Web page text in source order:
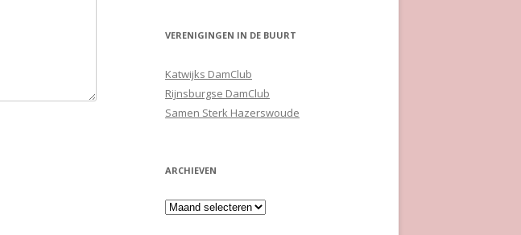
VERENIGINGEN IN DE BUURT
Katwijks DamClub
Rijnsburgse DamClub
Samen Sterk Hazerswoude
ARCHIEVEN
Archieven